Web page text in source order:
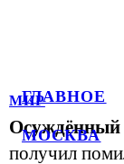
ГЛАВНОЕ
МОСКВА
МИР
Осуждённый
получил